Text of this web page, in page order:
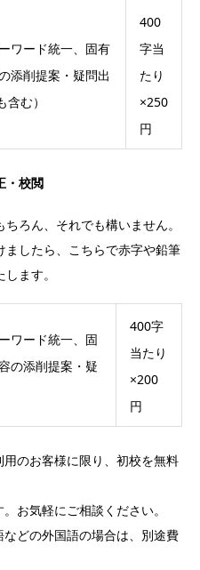
ワード統一、固有
添削提案・疑問出
む）
400
字当
たり
×250
円
・校閲
ろん、それでも構いません。
したら、こちらで赤字や鉛筆
ます。
ワード統一、固
の添削提案・疑
400字
当たり
×200
円
のお客様に限り、初校を無料
お気軽にご相談ください。
どの外国語の場合は、別途費